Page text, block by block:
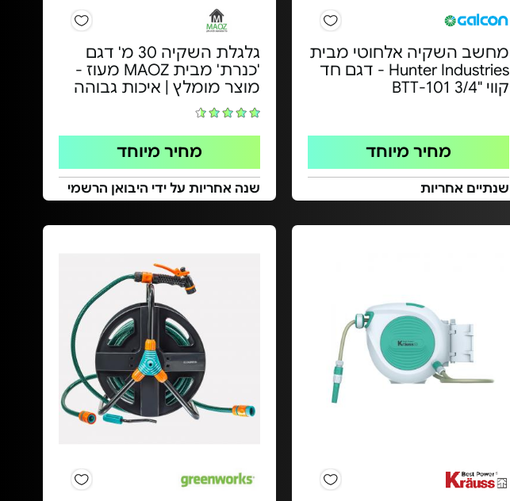
מחשב השקיה אלחוטי מבית
Hunter Industries - דגם חד
קווי "3/4 BTT-101
מחיר מיוחד
שנתיים אחריות
גלגלת השקיה 30 מ' דגם
'כנרת' מבית MAOZ מעוז -
מוצר מומלץ | איכות גבוהה
מחיר מיוחד
שנה אחריות על ידי היבואן הרשמי